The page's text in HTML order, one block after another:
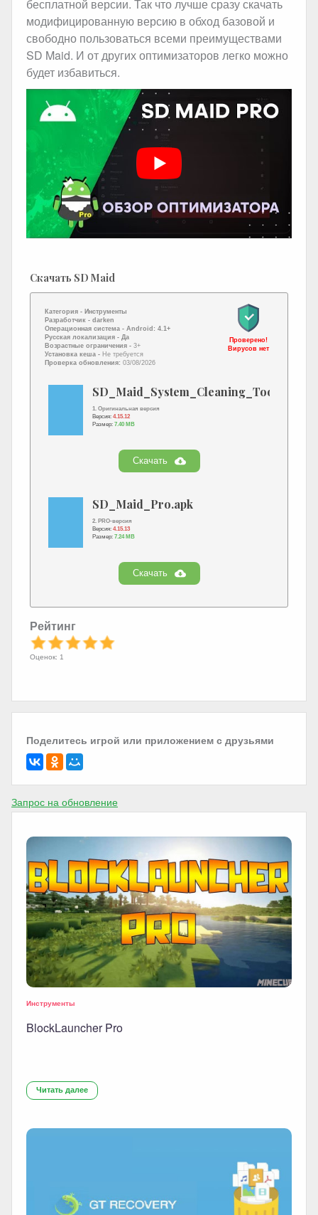
бесплатной версии. Так что лучше сразу скачать
модифицированную версию в обход базовой и
свободно пользоваться всеми преимуществами
SD Maid. И от других оптимизаторов легко можно
будет избавиться.
Скачать SD Maid
Категория - Инструменты
Разработчик - darken
Операционная система - Android: 4.1+
Русская локализация - Да
Возрастные ограничения - 3+
Установка кеша - Не требуется
Проверка обновления: 03/08/2026
Проверено!
Вирусов нет
SD_Maid_System_Cleaning_Tool.apk
1. Оригинальная версия
Версия: 4.15.12
Размер: 7.40 MB
Скачать
SD_Maid_Pro.apk
2. PRO-версия
Версия: 4.15.13
Размер: 7.24 MB
Скачать
Рейтинг
Оценок: 1
Поделитесь игрой или приложением с друзьями
Запрос на обновление
Инструменты
BlockLauncher Pro
Читать далее